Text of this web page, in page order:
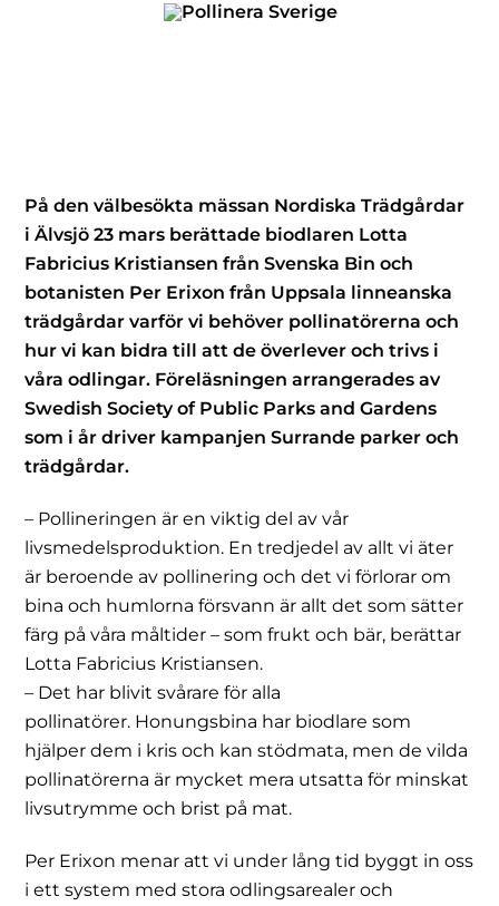
På den välbesökta mässan Nordiska Trädgårdar
i Älvsjö 23 mars berättade biodlaren Lotta
Fabricius Kristiansen från Svenska Bin och
botanisten Per Erixon från Uppsala linneanska
trädgårdar varför vi behöver pollinatörerna och
hur vi kan bidra till att de överlever och trivs i
våra odlingar. Föreläsningen arrangerades av
Swedish Society of Public Parks and Gardens
som i år driver kampanjen Surrande parker och
trädgårdar.
– Pollineringen är en viktig del av vår
livsmedelsproduktion. En tredjedel av allt vi äter
är beroende av pollinering och det vi förlorar om
bina och humlorna försvann är allt det som sätter
färg på våra måltider – som frukt och bär, berättar
Lotta Fabricius Kristiansen.
– Det har blivit svårare för alla
pollinatörer. Honungsbina har biodlare som
hjälper dem i kris och kan stödmata, men de vilda
pollinatörerna är mycket mera utsatta för minskat
livsutrymme och brist på mat.
Per Erixon menar att vi under lång tid byggt in oss
i ett system med stora odlingsarealer och